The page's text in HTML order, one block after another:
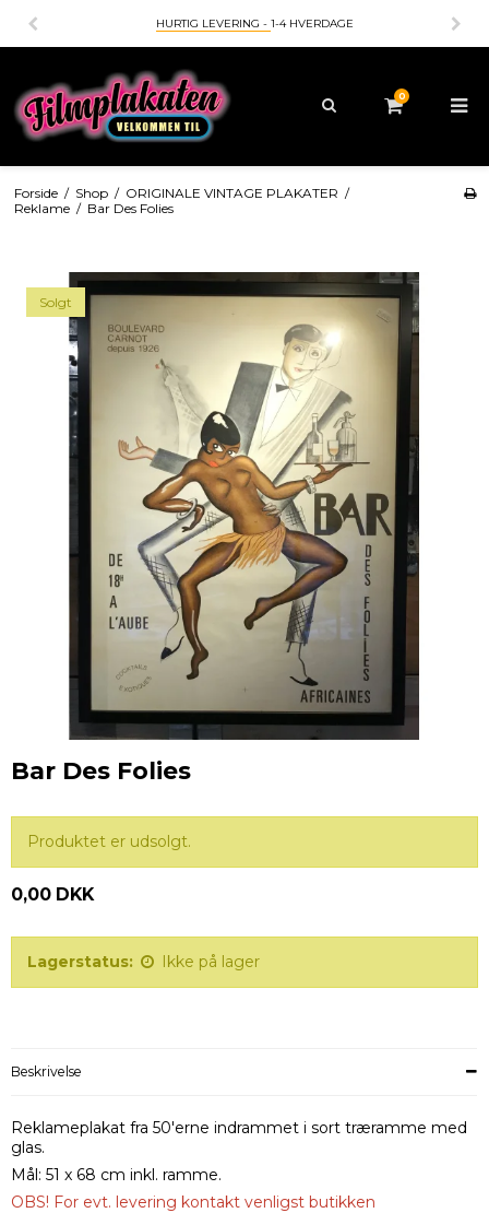
HURTIG LEVERING - 1-4 HVERDAGE
0
Forside / Shop / ORIGINALE VINTAGE PLAKATER /
Reklame / Bar Des Folies
Solgt
Bar Des Folies
Produktet er udsolgt.
0,00 DKK
Lagerstatus: Ikke på lager
Beskrivelse
Reklameplakat fra 50'erne indrammet i sort træramme med
glas.
Mål: 51 x 68 cm inkl. ramme.
OBS! For evt. levering kontakt venligst butikken